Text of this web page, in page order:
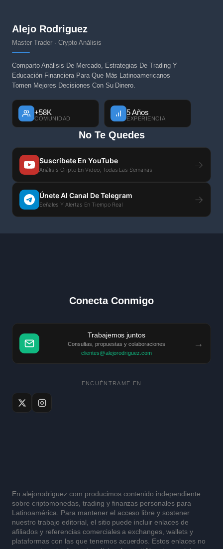
Alejo Rodriguez
Master Trader · Crypto Análisis
Comparto Análisis De Mercado, Estrategias De Trading Y
Educación Financiera Para Que Más Latinoamericanos
Tomen Mejores Decisiones Con Su Dinero.
+58K
COMUNIDAD
5 Años
EXPERIENCIA
No Te Quedes
Suscríbete En YouTube
Análisis Cripto En Video, Todas Las Semanas →
Únete Al Canal De Telegram
Señales Y Alertas En Tiempo Real →
Conecta Conmigo
Trabajemos juntos
Consultas, propuestas y colaboraciones
clientes@alejorodriguez.com
→
ENCUÉNTRAME EN
En alejorodriguez.com producimos contenido independiente
sobre criptomonedas, trading y finanzas personales para
Latinoamérica. Para mantener el acceso libre y sostener
nuestro trabajo editorial, el sitio puede incluir enlaces de
afiliados y referencias comerciales a exchanges, wallets y
plataformas con las que tenemos acuerdos. Estos enlaces no